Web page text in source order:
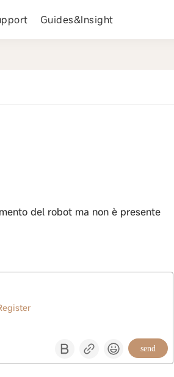
Guides&Insight
del robot ma non è presente
send